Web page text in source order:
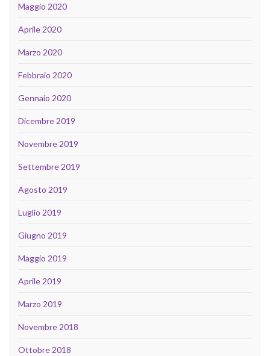
Maggio 2020
Aprile 2020
Marzo 2020
Febbraio 2020
Gennaio 2020
Dicembre 2019
Novembre 2019
Settembre 2019
Agosto 2019
Luglio 2019
Giugno 2019
Maggio 2019
Aprile 2019
Marzo 2019
Novembre 2018
Ottobre 2018